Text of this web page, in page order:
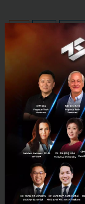
Startitup